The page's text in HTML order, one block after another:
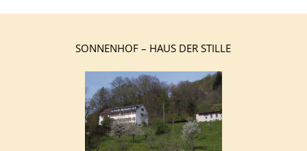
SONNENHOF – HAUS DER STILLE